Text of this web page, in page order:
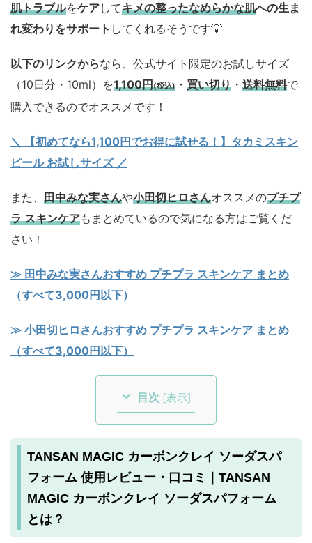
肌トラブルをケアしてキメの整ったなめらかな肌への生ま
れ変わりをサポート してくれるそうです💡
以下のリンクからなら、公式サイト限定のお試しサイズ
（10日分・10ml）を1,100円(税込) ・ 買い切り ・ 送料無料で
購入できるのでオススメです！
＼ 【初めてなら1,100円でお得に試せる！】タカミスキン
ピール お試しサイズ／
また、 田中みな実さんや小田切ヒロさんオススメのプチプ
ラ スキンケアもまとめているので気になる方はご覧くだ
さい！
≫ 田中みな実さんおすすめ プチプラ スキンケア まとめ
（すべて3,000円以下）
≫ 小田切ヒロさんおすすめ プチプラ スキンケア まとめ
（すべて3,000円以下）
目次 [表示]
TANSAN MAGIC カーボンクレイ ソーダスパ
フォーム 使用レビュー・口コミ｜TANSAN
MAGIC カーボンクレイ ソーダスパフォーム
とは？